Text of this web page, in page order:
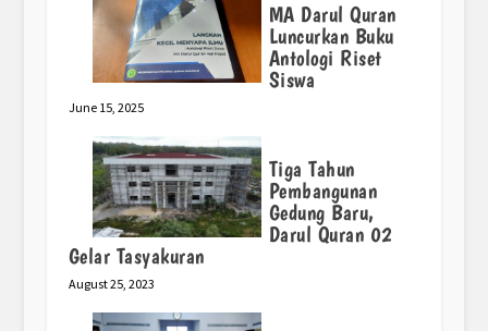
MA Darul Quran
Luncurkan Buku
Antologi Riset
Siswa
June 15, 2025
Tiga Tahun
Pembangunan
Gedung Baru,
Darul Quran 02
Gelar Tasyakuran
August 25, 2023